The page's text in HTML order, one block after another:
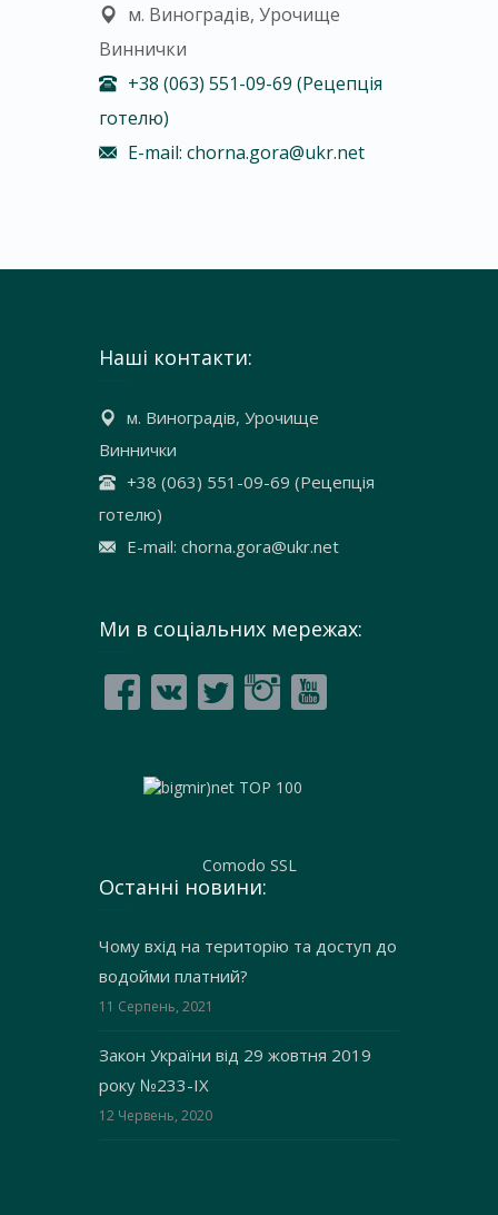
м. Виноградів, Урочище
Виннички
+38 (063) 551-09-69 (Рецепція
готелю)
E-mail: chorna.gora@ukr.net
Наші контакти:
м. Виноградів, Урочище
Виннички
+38 (063) 551-09-69 (Рецепція
готелю)
E-mail: chorna.gora@ukr.net
Ми в соціальних мережах:
Comodo SSL
Останні новини:
Чому вхід на територію та доступ до
водойми платний?
11 Серпень, 2021
Закон України від 29 жовтня 2019
року №233-IX
12 Червень, 2020